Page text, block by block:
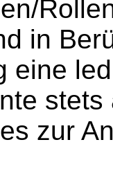
in
eine
zur